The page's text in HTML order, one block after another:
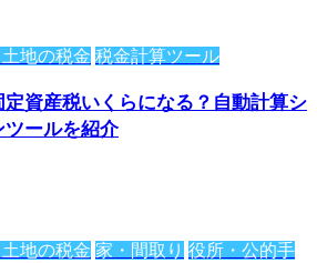
地の税金 税金計算ツール
資産税いくらになる？自動計算シ
ツールを紹介
地の税金 家・間取り 役所・公的手